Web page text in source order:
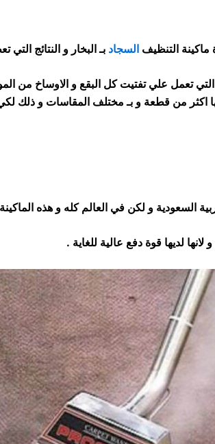
التنظيف السجاد بـ البخار و النتائج
التي تعمل علي تفتيت كل البقع و الاوساخ من
اكثر من قطعة و بـ مختلف المقاسات و ذلك
السعودية و لكن في العالم كله و هذه
لديها قوة دفع عالية للغاية .